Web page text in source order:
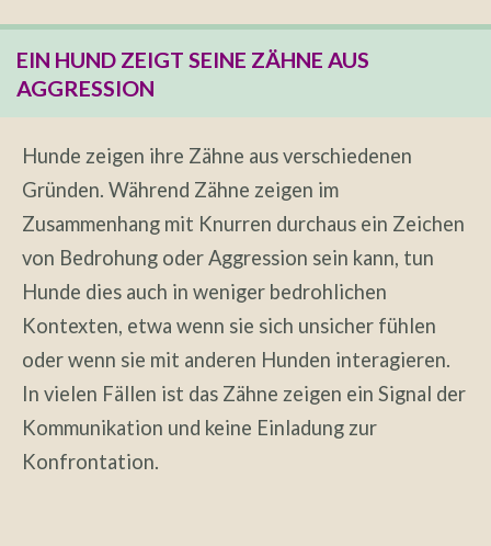
EIN HUND ZEIGT SEINE ZÄHNE AUS
AGGRESSION
Hunde zeigen ihre Zähne aus verschiedenen
Gründen. Während Zähne zeigen im
Zusammenhang mit Knurren durchaus ein Zeichen
von Bedrohung oder Aggression sein kann, tun
Hunde dies auch in weniger bedrohlichen
Kontexten, etwa wenn sie sich unsicher fühlen
oder wenn sie mit anderen Hunden interagieren.
In vielen Fällen ist das Zähne zeigen ein Signal der
Kommunikation und keine Einladung zur
Konfrontation.